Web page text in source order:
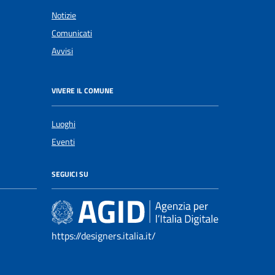
Notizie
Comunicati
Avvisi
VIVERE IL COMUNE
Luoghi
Eventi
SEGUICI SU
https://designers.italia.it/